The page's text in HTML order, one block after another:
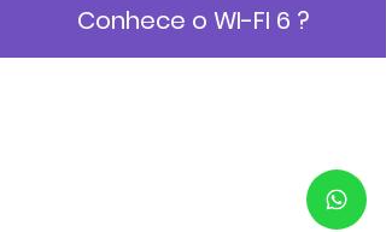
Conhece o WI-FI 6 ?